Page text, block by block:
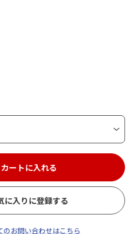
カートに入れる
に入りに登録する
のお問い合わせはこちら